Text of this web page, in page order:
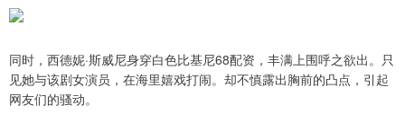
同时，西德妮·斯威尼身穿白色比基尼68配资，丰满上围呼之欲出。只
见她与该剧女演员，在海里嬉戏打闹。却不慎露出胸前的凸点，引起
网友们的骚动。